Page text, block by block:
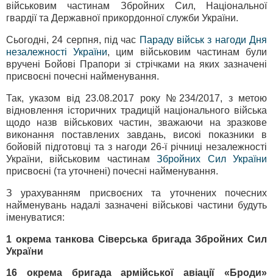
військовим частинам Збройних Сил, Національної
гвардії та Державної прикордонної служби України.
Сьогодні, 24 серпня, під час Параду військ з нагоди Дня
незалежності України, цим військовим частинам були
вручені Бойові Прапори зі стрічками на яких зазначені
присвоєні почесні найменування.
Так, указом від 23.08.2017 року №234/2017, з метою
відновлення історичних традицій національного війська
щодо назв військових частин, зважаючи на зразкове
виконання поставлених завдань, високі показники в
бойовій підготовці та з нагоди 26-ї річниці незалежності
України, військовим частинамЗбройних Сил України
присвоєні (та уточнені) почесні найменування.
З урахуванням присвоєних та уточнених почесних
найменувань надалі зазначені військові частини будуть
іменуватися:
1 окрема танкова Сіверська бригада Збройних Сил
України
16 окрема бригада армійської авіації «Броди»